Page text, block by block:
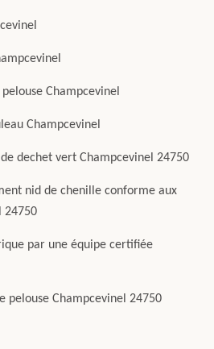
Champcevinel
Champcevinel
dechet vert Champcevinel 24750
nid de chenille conforme aux
24750
par une équipe certifiée
pelouse Champcevinel 24750